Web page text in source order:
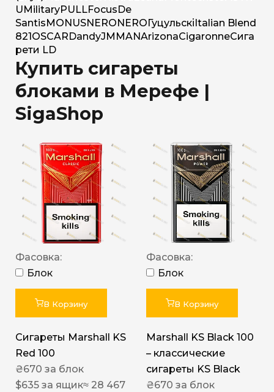
U MilitaryPULLFocus De
Santis MONUSNERO NERO Гуцульскі Italian Blend
821 OSCAR DandyJM MANArizonaCigaronneСига
рети LD
Купить сигареты
блоками в Мерефе |
SigaShop
Фасовка:
Блок
В Корзину
Сигареты Marshall KS
Red 100
₴670 за блок
$635 за ящик≈ 28 467
Фасовка:
Блок
В Корзину
Marshall KS Black 100
– классические
сигареты KS Black
₴670 за блок